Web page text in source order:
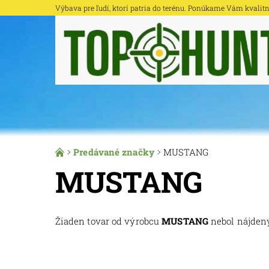
Výbava pre ľudí, ktorí patria do terénu. Ponúkame Vám
Predávané značky MUSTANG
MUSTANG
Žiaden tovar od výrobcuMUSTANGnebol